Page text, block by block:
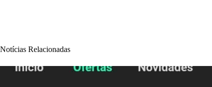
Notícias Relacionadas